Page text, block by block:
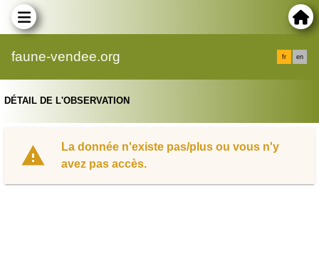
faune-vendee.org fr en
DÉTAIL DE L'OBSERVATION
La donnée n'existe pas/plus ou vous n'y
avez pas accès.